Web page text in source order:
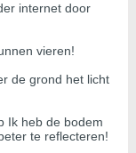
internet door
vieren!
de grond het licht
Ik heb de bodem
te reflecteren!